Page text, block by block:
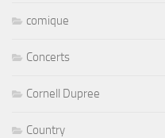
comique
Concerts
Cornell Dupree
Country